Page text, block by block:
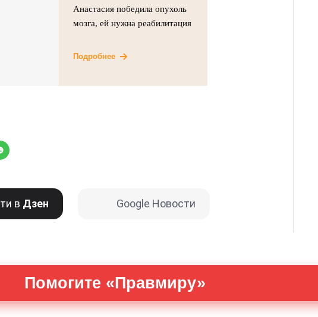
Анастасия победила опухоль
мозга, ей нужна реабилитация
Подробнее
в Дзен Google Новости
Помогите «Правмиру»